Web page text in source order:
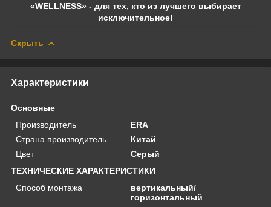
«WELLNESS» - для тех, кто из лучшего выбирает
исключительное!
Скрыть
Характеристики
Основные
Производитель
ERA
Страна производитель
Китай
Цвет
Серый
ТЕХНИЧЕСКИЕ ХАРАКТЕРИСТИКИ
Способ монтажа
вертикальный/
горизонтальный